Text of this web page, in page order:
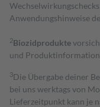
Anwendungshinweise
2Biozidprodukte
und
3Die Übergabe deiner
bei uns werktags von
Lieferzeitpunkt kann je